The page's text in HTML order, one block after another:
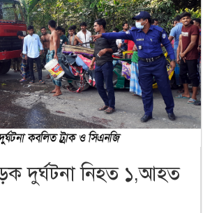
দুর্ঘটনা নিহত ১,আহত